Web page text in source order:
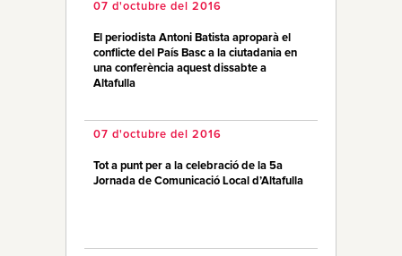
07 d'octubre del 2016
El periodista Antoni Batista aproparà el
conflicte del País Basc a la ciutadania en
una conferència aquest dissabte a
Altafulla
07 d'octubre del 2016
Tot a punt per a la celebració de la 5a
Jornada de Comunicació Local d’Altafulla